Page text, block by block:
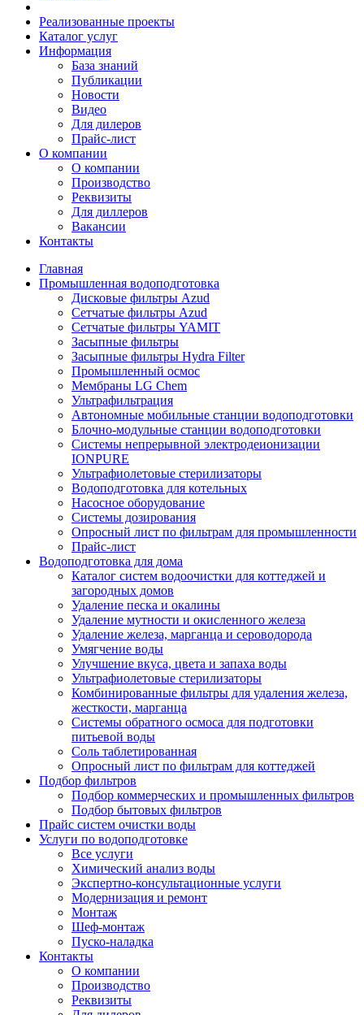
Реализованные проекты
Каталог услуг
Информация
База знаний
Публикации
Новости
Видео
Для дилеров
Прайс-лист
О компании
О компании
Производство
Реквизиты
Для диллеров
Вакансии
Контакты
Главная
Промышленная водоподготовка
Дисковые фильтры Azud
Сетчатые фильтры Azud
Сетчатые фильтры YAMIT
Засыпные фильтры
Засыпные фильтры Hydra Filter
Промышленный осмос
Мембраны LG Chem
Ультрафильтрация
Автономные мобильные станции водоподготовки
Блочно-модульные станции водоподготовки
Системы непрерывной электродеионизации
IONPURE
Ультрафиолетовые стерилизаторы
Водоподготовка для котельных
Насосное оборудование
Системы дозирования
Опросный лист по фильтрам для промышленности
Прайс-лист
Водоподготовка для дома
Каталог систем водоочистки для коттеджей и
загородных домов
Удаление песка и окалины
Удаление мутности и окисленного железа
Удаление железа, марганца и сероводорода
Умягчение воды
Улучшение вкуса, цвета и запаха воды
Ультрафиолетовые стерилизаторы
Комбинированные фильтры для удаления железа,
жесткости, марганца
Системы обратного осмоса для подготовки
питьевой воды
Соль таблетированная
Опросный лист по фильтрам для коттеджей
Подбор фильтров
Подбор коммерческих и промышленных фильтров
Подбор бытовых фильтров
Прайс систем очистки воды
Услуги по водоподготовке
Все услуги
Химический анализ воды
Экспертно-консультационные услуги
Модернизация и ремонт
Монтаж
Шеф-монтаж
Пуско-наладка
Контакты
О компании
Производство
Реквизиты